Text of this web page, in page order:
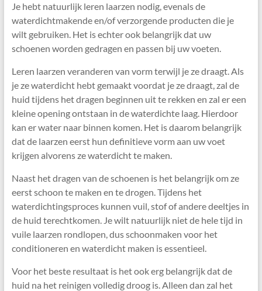
Je hebt natuurlijk leren laarzen nodig, evenals de
waterdichtmakende en/of verzorgende producten die je
wilt gebruiken. Het is echter ook belangrijk dat uw
schoenen worden gedragen en passen bij uw voeten.
Leren laarzen veranderen van vorm terwijl je ze draagt. Als
je ze waterdicht hebt gemaakt voordat je ze draagt, zal de
huid tijdens het dragen beginnen uit te rekken en zal er een
kleine opening ontstaan ​​in de waterdichte laag. Hierdoor
kan er water naar binnen komen. Het is daarom belangrijk
dat de laarzen eerst hun definitieve vorm aan uw voet
krijgen alvorens ze waterdicht te maken.
Naast het dragen van de schoenen is het belangrijk om ze
eerst schoon te maken en te drogen. Tijdens het
waterdichtingsproces kunnen vuil, stof of andere deeltjes in
de huid terechtkomen. Je wilt natuurlijk niet de hele tijd in
vuile laarzen rondlopen, dus schoonmaken voor het
conditioneren en waterdicht maken is essentieel.
Voor het beste resultaat is het ook erg belangrijk dat de
huid na het reinigen volledig droog is. Alleen dan zal het